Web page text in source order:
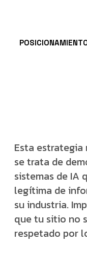
Esta estrategia
se trata de
sistemas de IA
legítima de
su industria.
que tu sitio no
respetado por